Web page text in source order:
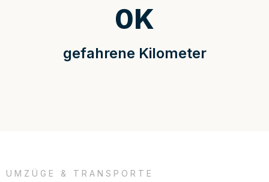
gefahrene Kilometer
0K
UMZÜGE & TRANSPORTE